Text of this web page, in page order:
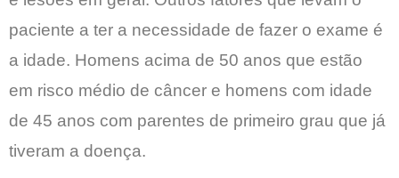
paciente a ter a necessidade de fazer o exame é
a idade. Homens acima de 50 anos que estão
em risco médio de câncer e homens com idade
de 45 anos com parentes de primeiro grau que já
tiveram a doença.